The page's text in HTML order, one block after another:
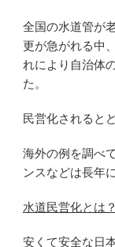
全国の水道管が
更が急がれる中
れにより自治体
た。
民営化されると
海外の例を調べ
ンスなどは長年
水道民営化とは
安くて安全な日